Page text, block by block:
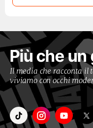
Più che
Il media che racconta il
viviamo con occhi